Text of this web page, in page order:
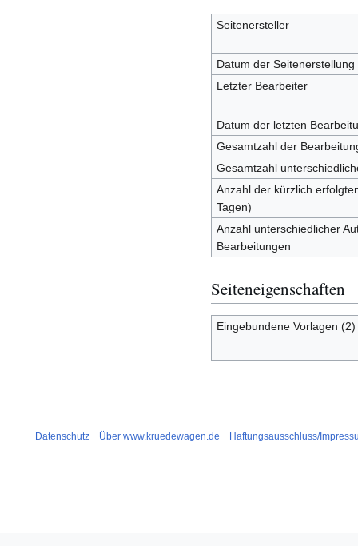
Seitenersteller
Datum der Seitenerstellung
Letzter Bearbeiter
Datum der letzten
Gesamtzahl der
Gesamtzahl
Anzahl der kürzlich
Tagen)
Anzahl unterschiedlicher
Bearbeitungen
Seiteneigenschaften
Eingebundene Vorlagen (2)
Datenschutz Über www.kruedewagen.de Haftungsausschluss/